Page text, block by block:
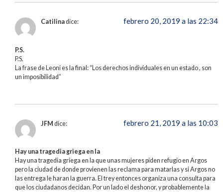
Catilinadice: febrero 20, 2019 a las 22:34
P.S.
P.S.
La frase de Leoni es la final: “Los derechos individuales en un estado , son
un imposibilidad”
JFM dice: febrero 21, 2019 a las 10:03
Hay una tragedia griega en la
Hay una tragedia griega en la que unas mujeres piden refugio en Argos
pero la ciudad de donde provienen las reclama para matarlas y si Argos no
las entrega le haran la guerra. El trey entonces organiza una consulta para
que los ciudadanos decidan. Por un lado el deshonor, y probablemente la